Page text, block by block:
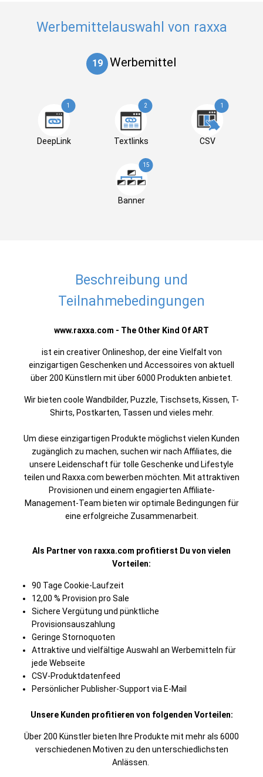
Werbemittelauswahl von raxxa
19 Werbemittel
1
DeepLink
2
Textlinks
1
CSV
15
Banner
Beschreibung und
Teilnahmebedingungen
www.raxxa.com - The Other Kind Of ART
ist ein creativer Onlineshop, der eine Vielfalt von
einzigartigen Geschenken und Accessoires von aktuell
über 200 Künstlern mit über 6000 Produkten anbietet.
Wir bieten coole Wandbilder, Puzzle, Tischsets, Kissen, T-
Shirts, Postkarten, Tassen und vieles mehr.
Um diese einzigartigen Produkte möglichst vielen Kunden
zugänglich zu machen, suchen wir nach Affiliates, die
unsere Leidenschaft für tolle Geschenke und Lifestyle
teilen und Raxxa.com bewerben möchten. Mit attraktiven
Provisionen und einem engagierten Affiliate-
Management-Team bieten wir optimale Bedingungen für
eine erfolgreiche Zusammenarbeit.
Als Partner von raxxa.com profitierst Du von vielen
Vorteilen:
90 Tage Cookie-Laufzeit
12,00 % Provision pro Sale
Sichere Vergütung und pünktliche
Provisionsauszahlung
Geringe Stornoquoten
Attraktive und vielfältige Auswahl an Werbemitteln für
jede Webseite
CSV-Produktdatenfeed
Persönlicher Publisher-Support via E-Mail
Unsere Kunden profitieren von folgenden Vorteilen:
Über 200 Künstler bieten Ihre Produkte mit mehr als 6000
verschiedenen Motiven zu den unterschiedlichsten
Anlässen.